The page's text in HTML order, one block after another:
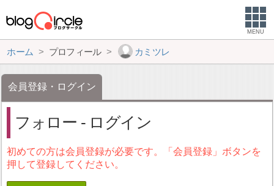
MENU
ホーム プロフィール カミツレ
会員登録・ログイン
フォロー - ログイン
初めての方は会員登録が必要です。「会員登録」ボタンを
押して登録してください。